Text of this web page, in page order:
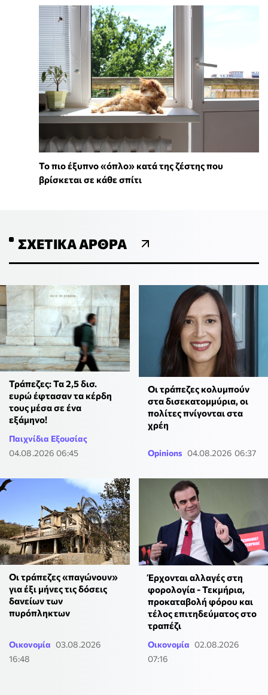
To πιο έξυπνο «όπλο» κατά της ζέστης που
βρίσκεται σε κάθε σπίτι
ΣΧΕΤΙΚΆ ΆΡΘΡΑ
Τράπεζες: Τα 2,5 δισ.
ευρώ έφτασαν τα κέρδη
τους μέσα σε ένα
εξάμηνο!
Παιχνίδια Εξουσίας
04.08.2026 06:45
Οι τράπεζες κολυμπούν
στα δισεκατομμύρια, οι
πολίτες πνίγονται στα
χρέη
Opinions 04.08.2026 06:37
Οι τράπεζες «παγώνουν»
για έξι μήνες τις δόσεις
δανείων των
πυρόπληκτων
Οικονομία 03.08.2026
16:48
Έρχονται αλλαγές στη
φορολογία - Τεκμήρια,
προκαταβολή φόρου και
τέλος επιτηδεύματος στο
τραπέζι
Οικονομία 02.08.2026
07:16